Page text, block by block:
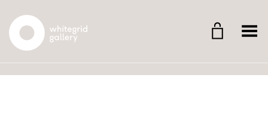
Whitegrid Logo Menü umschalten